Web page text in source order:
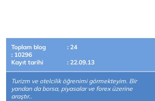
Toplam blog
: 24
: 10296
Kayıt tarihi
: 22.09.13
Turizm ve otelcilik öğrenimi görmekteyim. Bir
yandan da borsa, piyasalar ve forex üzerine
araştır..